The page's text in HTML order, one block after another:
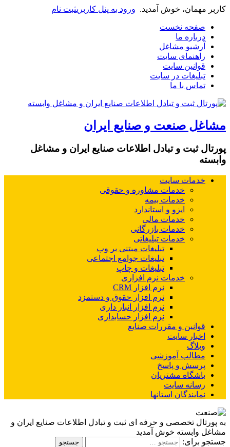
کاربر مهمان، خوش آمدید. ورود به پنل کاربریثبت نام
صفحه نخست
درباره ما
آرشیو مشاغل
راهنمای سایت
قوانین سایت
تبلیغات در سایت
تماس با ما
مشاغل صنعت و صنایع ایران
پورتال ثبت و تبادل اطلاعات صنایع ایران و مشاغل
وابسته
خدمات سایت
خدمات مشاوره و حقوقی
خدمات بیمه
ایزو و استاندارد
خدمات مالی
خدمات بازرگانی
خدمات تبلیغاتی
تبلیغات مبتنی بر وب
تبلیغات جوامع اجتماعی
تبلیغات و چاپ
خدمات نرم افزاری
نرم افزار CRM
نرم افزار حقوق و دستمزد
نرم افزار انبار داری
نرم افزار حسابداری
قوانین و مقررات صنایع
اخبار سایت
وبلاگ
مطالب آموزشی
پرسش و پاسخ
باشگاه مشتریان
رسانه سایت
نمایندگان استانها
به پورتال تخصصی و حرفه ای ثبت و تبادل اطلاعات صنایع ایران و
مشاغل وابسته خوش آمدید
جستجو برای: